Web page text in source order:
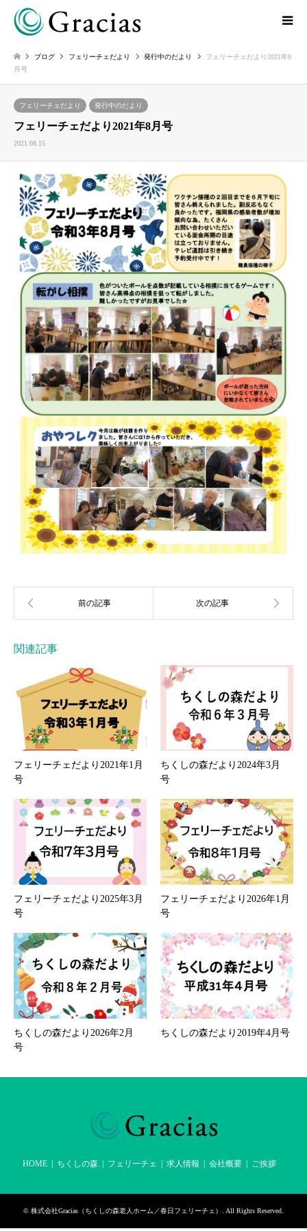
ブログ フェリーチェだより 発行中のだより
フェリーチェだより2021年8
月号
フェリーチェだより 発行中のだより
フェリーチェだより2021年8月号
2021.08.15
関連記事
フェリーチェだより2021年1月
号
ちくしの森だより2024年3月
号
フェリーチェだより2025年3月
号
フェリーチェだより2026年1月
号
ちくしの森だより2026年2月
号
ちくしの森だより2019年4月号
HOME ちくしの森 フェリーチェ 求人情報 会社概要 ご挨拶
© 株式会社Gracias（ちくしの森老人ホーム／春日フェリーチェ） . All Rights Reserved.